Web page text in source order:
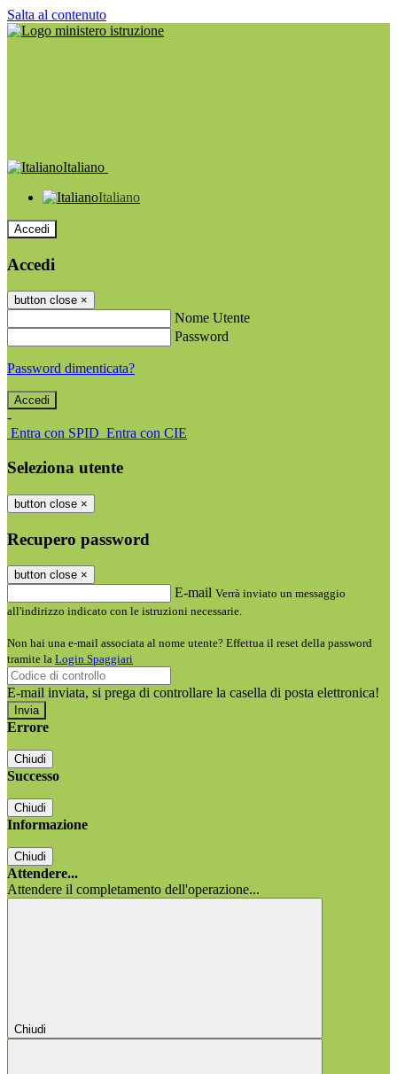
Salta al contenuto
Italiano
Italiano
Accedi
Accedi
button close ×
Nome Utente
Password
Password dimenticata?
-
Entra con SPID Entra con CIE
Seleziona utente
button close ×
Recupero password
button close ×
E-mail Verrà inviato un messaggio
all'indirizzo indicato con le istruzioni necessarie.
Non hai una e-mail associata al nome utente? Effettua il reset della password
tramite la Login Spaggiari
E-mail inviata, si prega di controllare la casella di posta elettronica!
Errore
Chiudi
Successo
Chiudi
Informazione
Chiudi
Attendere...
Attendere il completamento dell'operazione...
Chiudi